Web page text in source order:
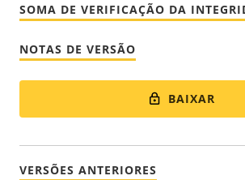
SOMA DE VERIFICAÇÃO DA
NOTAS DE VERSÃO
BAIXAR
VERSÕES ANTERIORES